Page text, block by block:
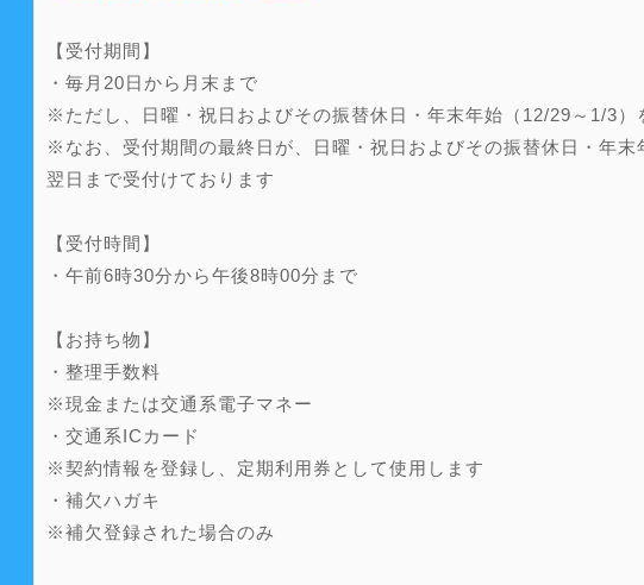
【受付期間】
・毎月20日から月末まで
※ただし、日曜・祝日およびその振替休日・年末年始（12/29～1/3）
※なお、受付期間の最終日が、日曜・祝日およびその振替休日・年
翌日まで受付けております
【受付時間】
・午前6時30分から午後8時00分まで
【お持ち物】
・整理手数料
※現金または交通系電子マネー
・交通系ICカード
※契約情報を登録し、定期利用券として使用します
・補欠ハガキ
※補欠登録された場合のみ